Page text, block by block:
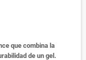
que combina la
de un gel.